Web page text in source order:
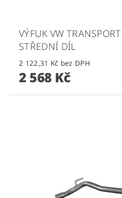
VÝFUK VW
STŘEDNÍ DÍL
2 122,31 Kč bez DPH
2 568 Kč